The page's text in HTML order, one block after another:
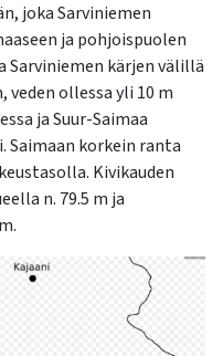
joka Sarviniemen
ja pohjoispuolen
Sarviniemen kärjen välillä
veden ollessa yli 10 m
jaSuur-Saimaa
Saimaan korkein ranta
Kivikauden
n. 79.5 mja
.